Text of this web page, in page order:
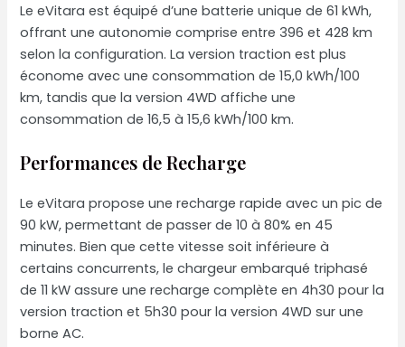
Le eVitara est équipé d’une batterie unique de 61 kWh,
offrant une autonomie comprise entre 396 et 428 km
selon la configuration. La version traction est plus
économe avec une consommation de 15,0 kWh/100
km, tandis que la version 4WD affiche une
consommation de 16,5 à 15,6 kWh/100 km.
Performances de Recharge
Le eVitara propose une recharge rapide avec un pic de
90 kW, permettant de passer de 10 à 80% en 45
minutes. Bien que cette vitesse soit inférieure à
certains concurrents, le chargeur embarqué triphasé
de 11 kW assure une recharge complète en 4h30 pour la
version traction et 5h30 pour la version 4WD sur une
borne AC.